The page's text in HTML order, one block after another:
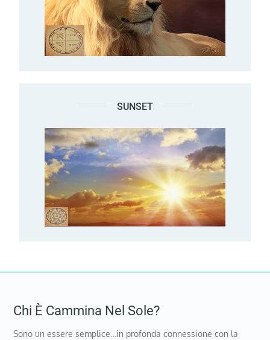
SUNSET
Chi È Cammina Nel Sole?
Sono un essere semplice…in profonda connessione con la